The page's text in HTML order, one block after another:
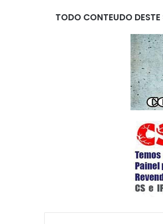
TODO CONTEUDO